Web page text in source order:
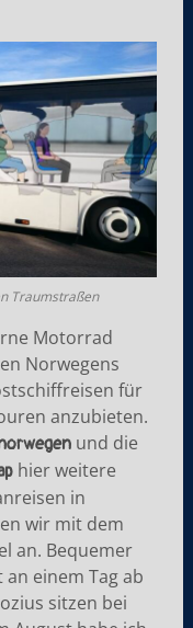
Traumstraßen
Motorrad
Norwegens
für
anzubieten.
und die
hier weitere
in
wir mit dem
an. Bequemer
einem Tag ab
sitzen bei